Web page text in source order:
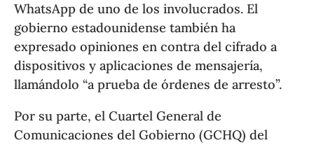
WhatsApp de uno de los involucrados. El
gobierno estadounidense también ha
expresado opiniones en contra del cifrado a
dispositivos y aplicaciones de mensajería,
llamándolo “a prueba de órdenes de arresto”.
Por su parte, el Cuartel General de
Comunicaciones del Gobierno (GCHQ) del